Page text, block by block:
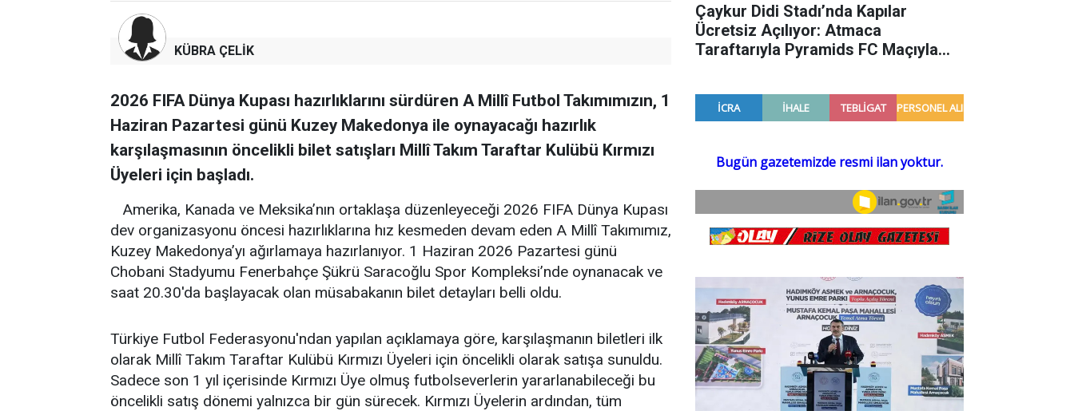
KÜBRA ÇELİK
2026 FIFA Dünya Kupası hazırlıklarını sürdüren A Millî Futbol Takımımızın, 1
Haziran Pazartesi günü Kuzey Makedonya ile oynayacağı hazırlık
karşılaşmasının öncelikli bilet satışları Millî Takım Taraftar Kulübü Kırmızı
Üyeleri için başladı.
Amerika, Kanada ve Meksika’nın ortaklaşa düzenleyeceği 2026 FIFA Dünya Kupası
dev organizasyonu öncesi hazırlıklarına hız kesmeden devam eden A Millî Takımımız,
Kuzey Makedonya’yı ağırlamaya hazırlanıyor. 1 Haziran 2026 Pazartesi günü
Chobani Stadyumu Fenerbahçe Şükrü Saracoğlu Spor Kompleksi’nde oynanacak ve
saat 20.30'da başlayacak olan müsabakanın bilet detayları belli oldu.
Türkiye Futbol Federasyonu'ndan yapılan açıklamaya göre, karşılaşmanın biletleri ilk
olarak Millî Takım Taraftar Kulübü Kırmızı Üyeleri için öncelikli olarak satışa sunuldu.
Sadece son 1 yıl içerisinde Kırmızı Üye olmuş futbolseverlerin yararlanabileceği bu
öncelikli satış dönemi yalnızca bir gün sürecek. Kırmızı Üyelerin ardından, tüm
Çaykur Didi Stadı’nda Kapılar
Ücretsiz Açılıyor: Atmaca
Taraftarıyla Pyramids FC Maçıyla